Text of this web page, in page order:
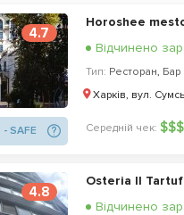
4.7
SAFE
Horoshee
Відчинено
Тип: Ресторан, Бар
Харків, вул.
Середній чек: $$$
4.8
Osteria Il
Відчинено